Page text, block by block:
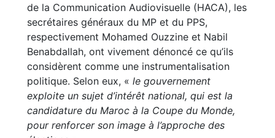
de la Communication Audiovisuelle (HACA), les
secrétaires généraux du MP et du PPS,
respectivement Mohamed Ouzzine et Nabil
Benabdallah, ont vivement dénoncé ce qu’ils
considèrent comme une instrumentalisation
politique. Selon eux, « le gouvernement
exploite un sujet d’intérêt national, qui est la
candidature du Maroc à la Coupe du Monde,
pour renforcer son image à l’approche des